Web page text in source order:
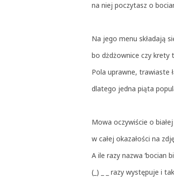
na niej poczytasz o
Na jego menu składają
bo dżdżownice czy krety
Pola uprawne, trawiaste
dlatego jedna piąta
Mowa oczywiście o
w całej okazałości na
A ile razy nazwa ‘bocian
(_) _ _ razy występuje i